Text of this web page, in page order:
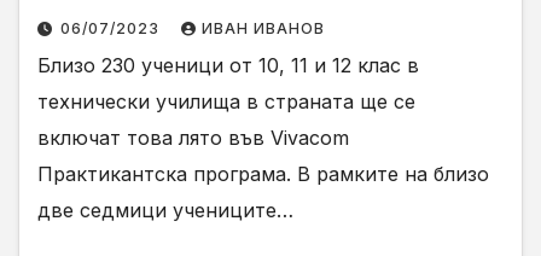
06/07/2023 ИВАН ИВАНОВ
Близо 230 ученици от 10, 11 и 12 клас в
технически училища в страната ще се
включат това лято във Vivacom
Практикантска програма. В рамките на близо
две седмици учениците…